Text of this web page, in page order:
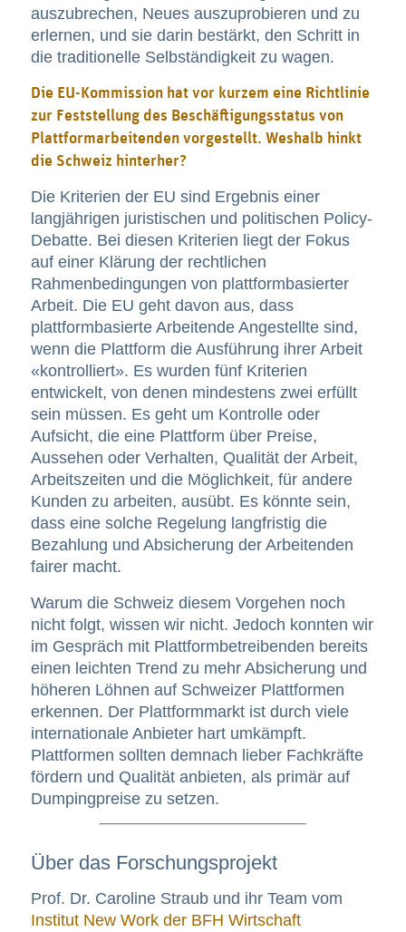
auszubrechen, Neues auszuprobieren und zu
erlernen, und sie darin bestärkt, den Schritt in
die traditionelle Selbständigkeit zu wagen.
Die EU-Kommission hat vor kurzem eine Richtlinie
zur Feststellung des Beschäftigungsstatus von
Plattformarbeitenden vorgestellt. Weshalb hinkt
die Schweiz hinterher?
Die Kriterien der EU sind Ergebnis einer
langjährigen juristischen und politischen Policy-
Debatte. Bei diesen Kriterien liegt der Fokus
auf einer Klärung der rechtlichen
Rahmenbedingungen von plattformbasierter
Arbeit. Die EU geht davon aus, dass
plattformbasierte Arbeitende Angestellte sind,
wenn die Plattform die Ausführung ihrer Arbeit
«kontrolliert». Es wurden fünf Kriterien
entwickelt, von denen mindestens zwei erfüllt
sein müssen. Es geht um Kontrolle oder
Aufsicht, die eine Plattform über Preise,
Aussehen oder Verhalten, Qualität der Arbeit,
Arbeitszeiten und die Möglichkeit, für andere
Kunden zu arbeiten, ausübt. Es könnte sein,
dass eine solche Regelung langfristig die
Bezahlung und Absicherung der Arbeitenden
fairer macht.
Warum die Schweiz diesem Vorgehen noch
nicht folgt, wissen wir nicht. Jedoch konnten wir
im Gespräch mit Plattformbetreibenden bereits
einen leichten Trend zu mehr Absicherung und
höheren Löhnen auf Schweizer Plattformen
erkennen. Der Plattformmarkt ist durch viele
internationale Anbieter hart umkämpft.
Plattformen sollten demnach lieber Fachkräfte
fördern und Qualität anbieten, als primär auf
Dumpingpreise zu setzen.
Über das Forschungsprojekt
Prof. Dr. Caroline Straub und ihr Team vom
Institut New Work der BFH Wirtschaft